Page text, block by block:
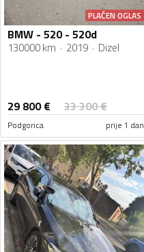
PLAĆEN OGLAS
BMW - 520 - 520d
130000 km 2019 Dizel
29 800€ 33 300€
Podgorica prije 1 dan